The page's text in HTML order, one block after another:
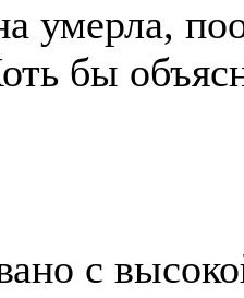
умерла,
бы
с